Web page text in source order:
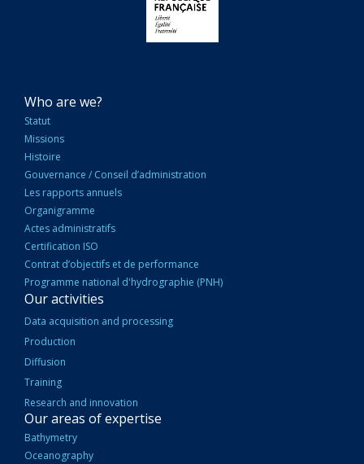
NAVIGATION
PRINCIPALE
Who are we?
Statut
Missions
Histoire
Gouvernance / Conseil d’administration
Les rapports annuels
Organigramme
Actes administratifs
Certification ISO
Contrat d’objectifs et de performance
Programme national d'hydrographie (PNH)
Our activities
Data acquisition and processing
Production
Diffusion
Training
Research and innovation
Our areas of expertise
Bathymetry
Oceanography